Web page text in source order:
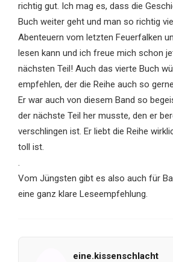
richtig gut. Ich mag es, dass die
Buch weiter geht und man so richtig
Abenteuern vom letzten Feuerfalken
lesen kann und ich freue mich schon
nächsten Teil! Auch das vierte Buch
empfehlen, der die Reihe auch so
Er war auch von diesem Band so
der nächste Teil her musste, den er
verschlingen ist. Er liebt die Reihe
toll ist.
.
Vom Jüngsten gibt es also auch für
eine ganz klare Leseempfehlung.
eine.kissenschlacht